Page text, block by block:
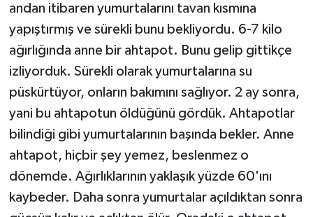
andan itibaren yumurtalarını tavan kısmına
yapıştırmış ve sürekli bunu bekliyordu. 6-7 kilo
ağırlığında anne bir ahtapot. Bunu gelip gittikçe
izliyorduk. Sürekli olarak yumurtalarına su
püskürtüyor, onların bakımını sağlıyor. 2 ay sonra,
yani bu ahtapotun öldüğünü gördük. Ahtapotlar
bilindiği gibi yumurtalarının başında bekler. Anne
ahtapot, hiçbir şey yemez, beslenmez o
dönemde. Ağırlıklarının yaklaşık yüzde 60'ını
kaybeder. Daha sonra yumurtalar açıldıktan sonra